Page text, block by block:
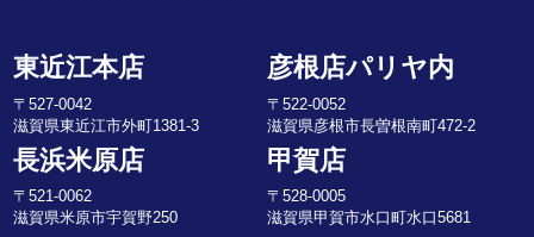
東近江本店
〒527-0042
滋賀県東近江市外町1381-3
彦根店パリヤ内
〒522-0052
滋賀県彦根市長曽根南町472-2
長浜米原店
〒521-0062
滋賀県米原市宇賀野250
甲賀店
〒528-0005
滋賀県甲賀市水口町水口5681